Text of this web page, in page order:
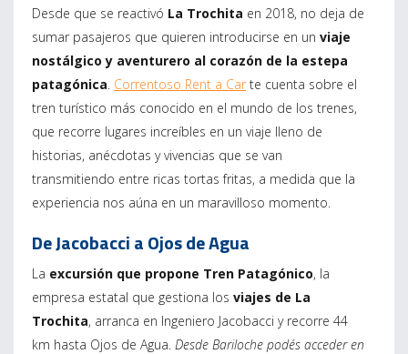
Desde que se reactivó La Trochita en 2018, no deja de
sumar pasajeros que quieren introducirse en un viaje
nostálgico y aventurero al corazón de la estepa
patagónica Correntoso Rent a Car te cuenta sobre el
tren turístico más conocido en el mundo de los trenes,
que recorre lugares increíbles en un viaje lleno de
historias, anécdotas y vivencias que se van
transmitiendo entre ricas tortas fritas, a medida que la
experiencia nos aúna en un maravilloso momento.
De Jacobacci a Ojos de Agua
La excursión que propone Tren Patagónico, la
empresa estatal que gestiona los viajes de La
Trochita, arranca en Ingeniero Jacobacci y recorre 44
km hasta Ojos de Agua. Desde Bariloche podés acceder en